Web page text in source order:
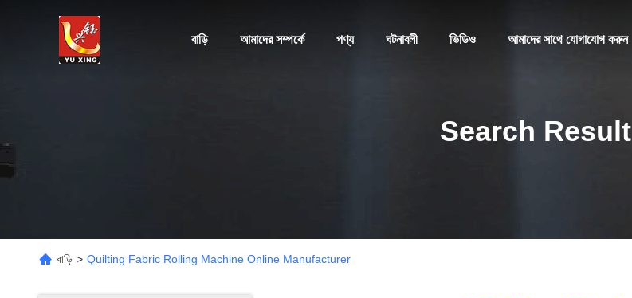
বাড়ি আমাদের সম্পর্কে পণ্য ঘটনাবলী ভিডিও আমাদের সাথে যোগাযোগ করুন
Search Result
বাড়ি > Quilting Fabric Rolling Machine Online Manufacturer